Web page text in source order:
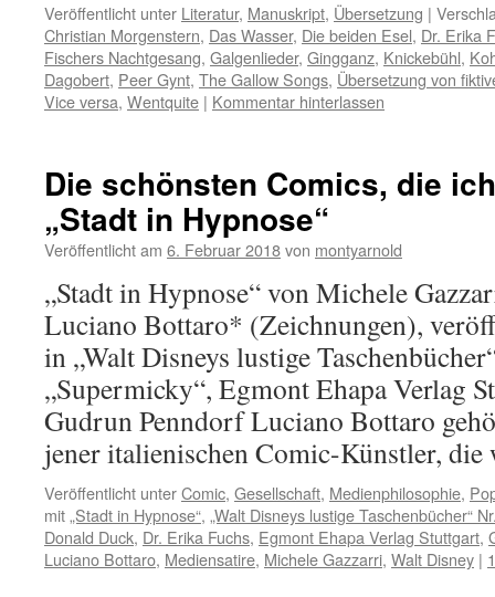
Veröffentlicht unter Literatur, Manuskript, Übersetzung |
Christian Morgenstern, Das Wasser, Die beiden Esel, Dr. Erika
Fischers Nachtgesang, Galgenlieder, Gingganz, Knickebühl,
Dagobert, Peer Gynt, The Gallow Songs, Übersetzung von
Vice versa, Wentquite | Kommentar hinterlassen
Die schönsten Comics, die
„Stadt in Hypnose“
Veröffentlicht am 6. Februar 2018von montyarnold
„Stadt in Hypnose“ von Michele
Luciano Bottaro* (Zeichnungen),
in „Walt Disneys lustige
„Supermicky“, Egmont Ehapa Verlag
Gudrun Penndorf Luciano Bottaro
jener italienischen Comic-Künstler,
Veröffentlicht unterComic, Gesellschaft, Medienphilosophie,
mit „Stadt in Hypnose“, „Walt Disneys lustige Taschenbücher“
Donald Duck, Dr. Erika Fuchs, Egmont Ehapa Verlag Stuttgart,
Luciano Bottaro, Mediensatire, Michele Gazzarri, Walt Disney |